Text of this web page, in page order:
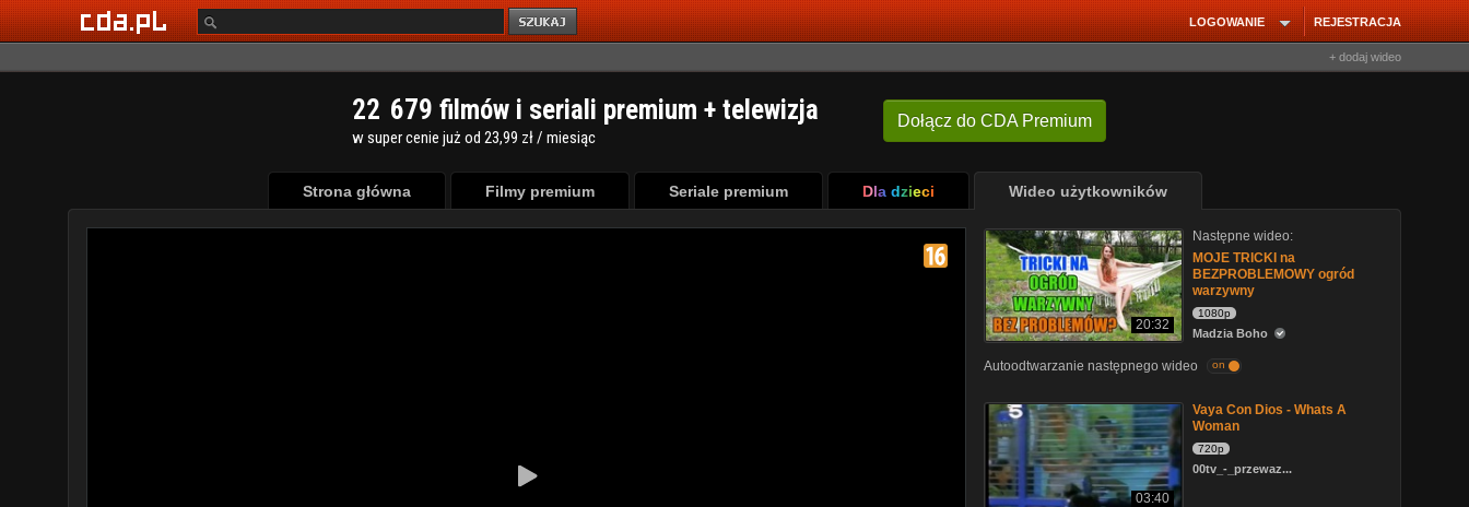
REJESTRACJA
LOGOWANIE
+ dodaj wideo
Dołącz do CDA Premium
22 679 filmów i seriali premium + telewizja
w super cenie już od 23,99 zł / miesiąc
Strona główna Filmy premium Seriale premium Dla dzieci Wideo użytkowników
20:32
Następne wideo:
MOJE TRICKI na
BEZPROBLEMOWY ogród
warzywny
1080p
Madzia Boho
Autoodtwarzanie następnego wideo on
03:40
Vaya Con Dios - Whats A
Woman
720p
00tv_-_przewaz...